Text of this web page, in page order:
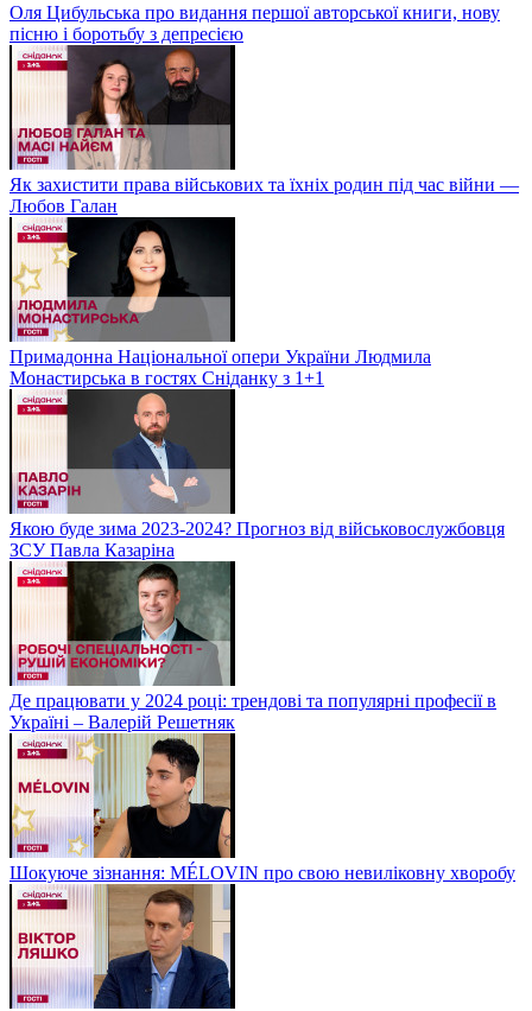
Оля Цибульська про видання першої авторської книги, нову
пісню і боротьбу з депресією
Як захистити права військових та їхніх родин під час війни —
Любов Галан
Примадонна Національної опери України Людмила
Монастирська в гостях Сніданку з 1+1
Якою буде зима 2023-2024? Прогноз від військовослужбовця
ЗСУ Павла Казаріна
Де працювати у 2024 році: трендові та популярні професії в
Україні – Валерій Решетняк
Шокуюче зізнання: MÉLOVIN про свою невиліковну хворобу